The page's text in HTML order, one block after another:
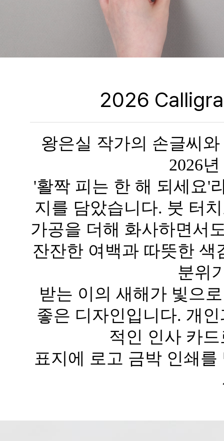
2026
왕은실 작가의 손글씨
2026
'활짝 피는 한 해 되세요'
지를 담았습니다. 붓 터
가공을 더해 화사하면서
잔잔한 여백과 따뜻한
분위
받는 이의 새해가 빛으
좋은 디자인입니다. 개
적인 인사 카
표지에 로고 금박 인쇄